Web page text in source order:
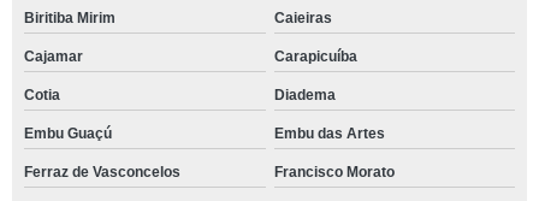
Biritiba Mirim Caieiras
Cajamar Carapicuíba
Cotia Diadema
Embu Guaçú Embu das Artes
Ferraz de Vasconcelos Francisco Morato